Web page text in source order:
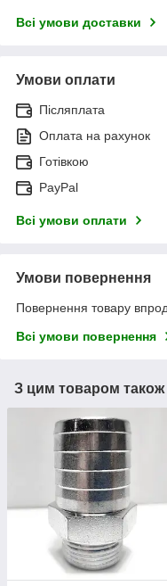
Всі умови доставки
Умови оплати
Післяплата
Оплата на рахунок
Готівкою
PayPal
Всі умови оплати
Умови повернення
Повернення товару
Всі умови повернення
З цим товаром